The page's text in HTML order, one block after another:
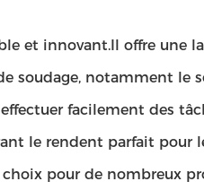
et innovant.Il offre une
soudage, notamment le
facilement des
le rendent parfait pour
pour de nombreux